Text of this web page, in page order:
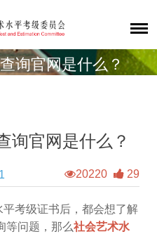
询官网是什么？
询官网是什么？
20220 29
考级证书后，都会想了解
等问题，那么社会艺术水